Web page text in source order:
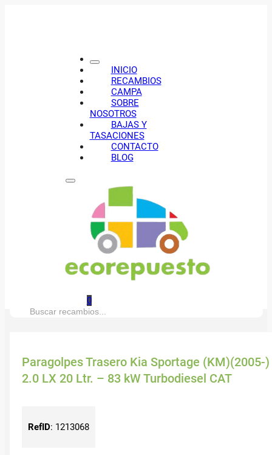
INICIO
RECAMBIOS
CAMPA
SOBRE
NOSOTROS
BAJAS Y
TASACIONES
CONTACTO
BLOG
0
Buscar:
Paragolpes Trasero Kia Sportage (KM)(2005-)
2.0 LX 20 Ltr. – 83 kW Turbodiesel CAT
RefID: 1213068